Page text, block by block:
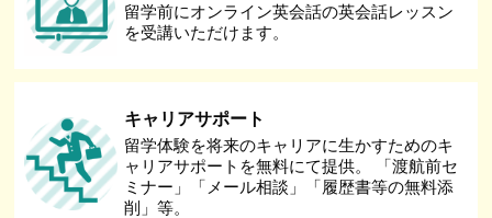
留学前にオンライン英会話の英会話レッスン
を受講いただけます。
キャリアサポート
留学体験を将来のキャリアに生かすためのキ
ャリアサポートを無料にて提供。 「渡航前セ
ミナー」「メール相談」「履歴書等の無料添
削」等。